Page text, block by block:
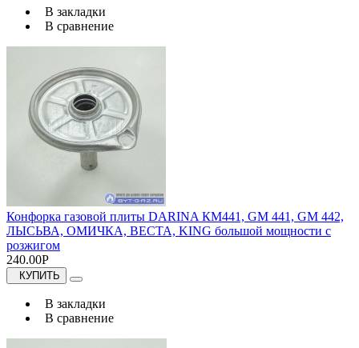
В закладки
В сравнение
Конфорка газовой плиты DARINA КМ441, GM 441, GM 442,
ЛЫСЬВА, ОМИЧКА, ВЕСТА, KING большой мощности с
розжигом
240.00Р
КУПИТЬ
В закладки
В сравнение